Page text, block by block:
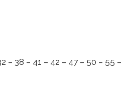
– 38 – 41 – 42 – 47 – 50 – 55 –